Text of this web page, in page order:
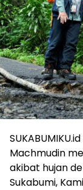
Machmudin
akibat hujan
Sukabumi,